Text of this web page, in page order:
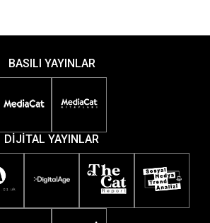
BASILI YAYINLAR
DİJİTAL YAYINLAR